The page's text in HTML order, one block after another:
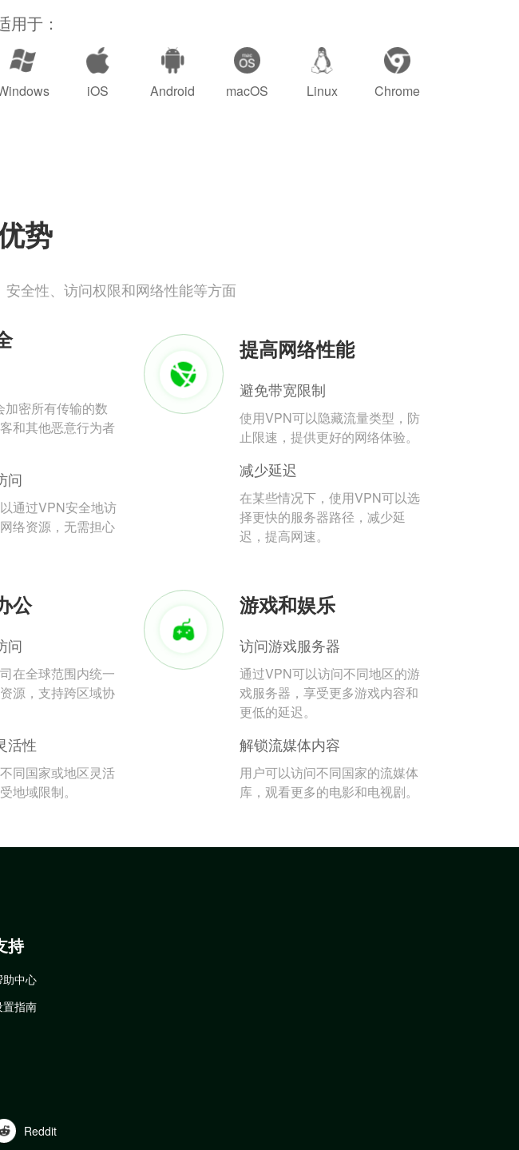
用于：
iOS Android macOS Linux Chrome
势
全性、访问权限和网络性能等方面
密所有传输的数
和其他恶意行为者
问
通过VPN安全地访
络资源，无需担心
提高网络性能
避免带宽限制
使用VPN可以隐藏流量类型，防
止限速，提供更好的网络体验。
减少延迟
在某些情况下，使用VPN可以选
择更快的服务器路径，减少延
迟，提高网速。
公
问
在全球范围内统一
源，支持跨区域协
活性
同国家或地区灵活
地域限制。
游戏和娱乐
访问游戏服务器
通过VPN可以访问不同地区的游
戏服务器，享受更多游戏内容和
更低的延迟。
解锁流媒体内容
用户可以访问不同国家的流媒体
库，观看更多的电影和电视剧。
持
助中心
置指南
Reddit